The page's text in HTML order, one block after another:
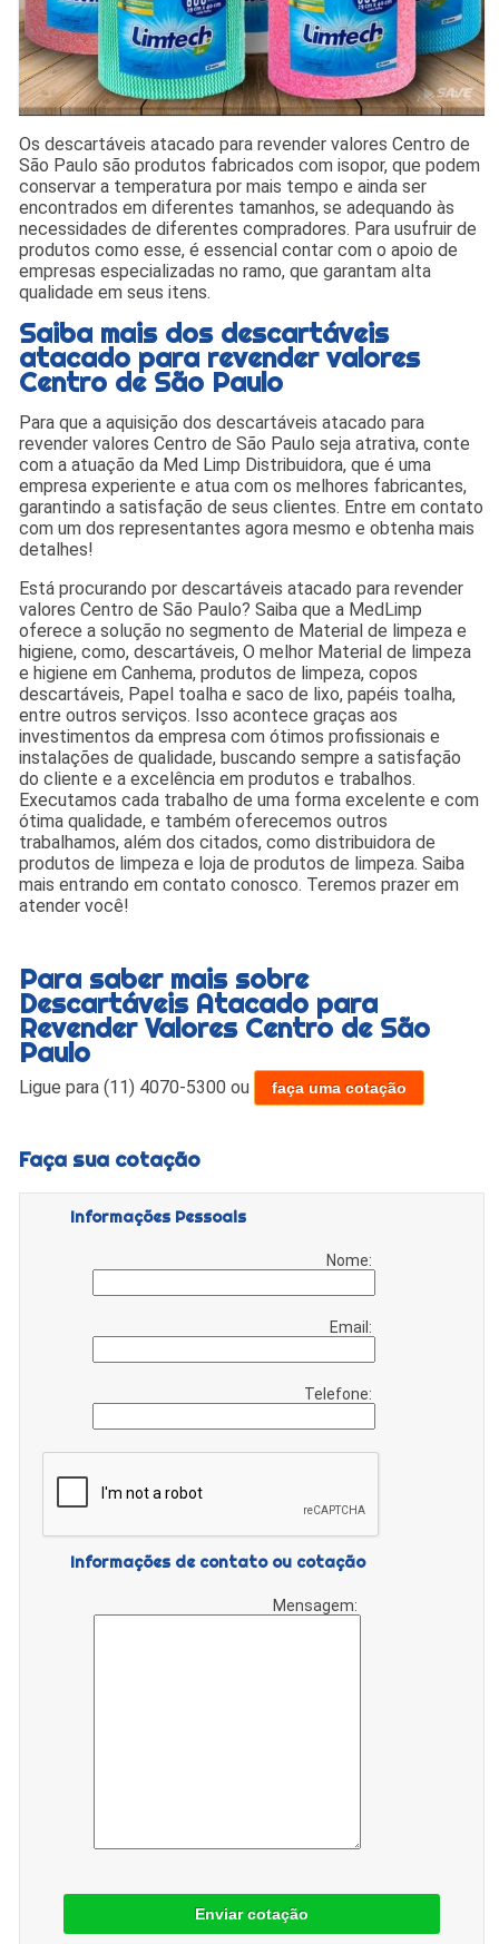
Os descartáveis atacado para revender valores Centro de
São Paulo são produtos fabricados com isopor, que podem
conservar a temperatura por mais tempo e ainda ser
encontrados em diferentes tamanhos, se adequando às
necessidades de diferentes compradores. Para usufruir de
produtos como esse, é essencial contar com o apoio de
empresas especializadas no ramo, que garantam alta
qualidade em seus itens.
Saiba mais dos descartáveis
atacado para revender valores
Centro de São Paulo
Para que a aquisição dos descartáveis atacado para
revender valores Centro de São Paulo seja atrativa, conte
com a atuação da Med Limp Distribuidora, que é uma
empresa experiente e atua com os melhores fabricantes,
garantindo a satisfação de seus clientes. Entre em contato
com um dos representantes agora mesmo e obtenha mais
detalhes!
Está procurando por descartáveis atacado para revender
valores Centro de São Paulo? Saiba que a MedLimp
oferece a solução no segmento de Material de limpeza e
higiene, como, descartáveis, O melhor Material de limpeza
e higiene em Canhema, produtos de limpeza, copos
descartáveis, Papel toalha e saco de lixo, papéis toalha,
entre outros serviços. Isso acontece graças aos
investimentos da empresa com ótimos profissionais e
instalações de qualidade, buscando sempre a satisfação
do cliente e a excelência em produtos e trabalhos.
Executamos cada trabalho de uma forma excelente e com
ótima qualidade, e também oferecemos outros
trabalhamos, além dos citados, como distribuidora de
produtos de limpeza e loja de produtos de limpeza. Saiba
mais entrando em contato conosco. Teremos prazer em
atender você!
Para saber mais sobre
Descartáveis Atacado para
Revender Valores Centro de São
Paulo
Ligue para(11) 4070-5300 ou faça uma cotação
Faça sua cotação
Informações Pessoais
Nome:
Email:
Telefone:
Informações de contato ou cotação
Mensagem:
Enviar cotação